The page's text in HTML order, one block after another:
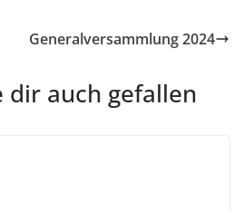
Generalversammlung 2024
dir auch gefallen